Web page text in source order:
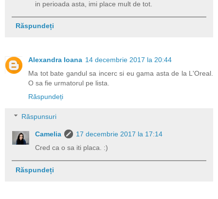
in perioada asta, imi place mult de tot.
Răspundeți
Alexandra Ioana 14 decembrie 2017 la 20:44
Ma tot bate gandul sa incerc si eu gama asta de la L'Oreal.
O sa fie urmatorul pe lista.
Răspundeți
Răspunsuri
Camelia
17 decembrie 2017 la 17:14
Cred ca o sa iti placa. :)
Răspundeți